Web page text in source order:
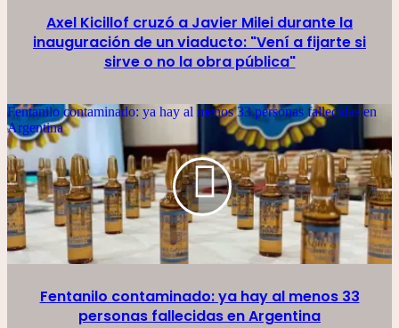
Axel Kicillof cruzó a Javier Milei durante la
inauguración de un viaducto: "Vení a fijarte si
sirve o no la obra pública"
Fentanilo contaminado: ya hay al menos 33 personas fallecidas en
Argentina
Fentanilo contaminado: ya hay al menos 33
personas fallecidas en Argentina